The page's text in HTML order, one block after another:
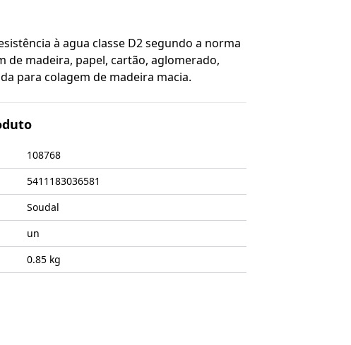
à agua classe D2 segundo a norma
Adequada para colagem de madeira macia.
108768
5411183036581
Soudal
un
0.85 kg